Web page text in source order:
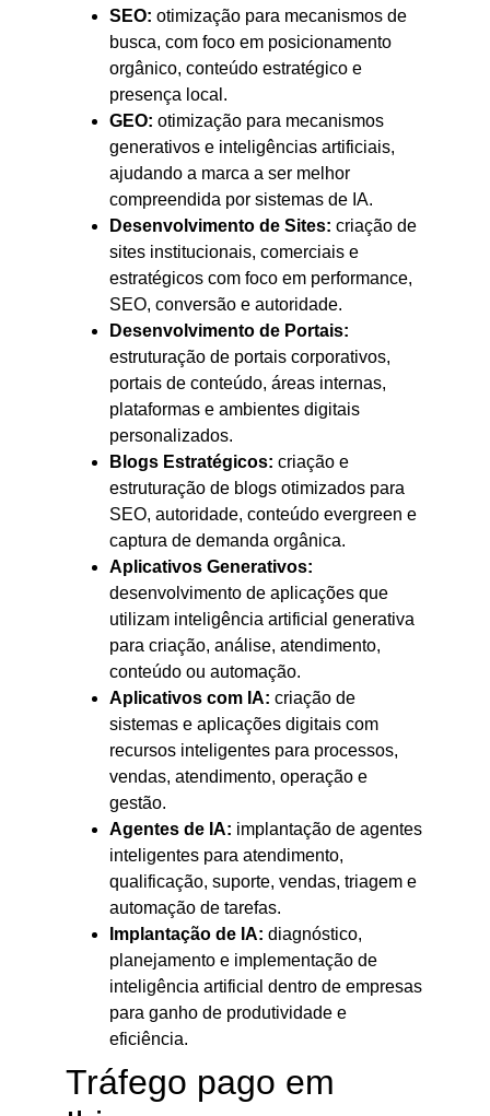
SEO: otimização para mecanismos de
busca, com foco em posicionamento
orgânico, conteúdo estratégico e
presença local.
GEO: otimização para mecanismos
generativos e inteligências artificiais,
ajudando a marca a ser melhor
compreendida por sistemas de IA.
Desenvolvimento de Sites: criação de
sites institucionais, comerciais e
estratégicos com foco em performance,
SEO, conversão e autoridade.
Desenvolvimento de Portais:
estruturação de portais corporativos,
portais de conteúdo, áreas internas,
plataformas e ambientes digitais
personalizados.
Blogs Estratégicos: criação e
estruturação de blogs otimizados para
SEO, autoridade, conteúdo evergreen e
captura de demanda orgânica.
Aplicativos Generativos:
desenvolvimento de aplicações que
utilizam inteligência artificial generativa
para criação, análise, atendimento,
conteúdo ou automação.
Aplicativos com IA: criação de
sistemas e aplicações digitais com
recursos inteligentes para processos,
vendas, atendimento, operação e
gestão.
Agentes de IA: implantação de agentes
inteligentes para atendimento,
qualificação, suporte, vendas, triagem e
automação de tarefas.
Implantação de IA: diagnóstico,
planejamento e implementação de
inteligência artificial dentro de empresas
para ganho de produtividade e
eficiência.
Tráfego pago em